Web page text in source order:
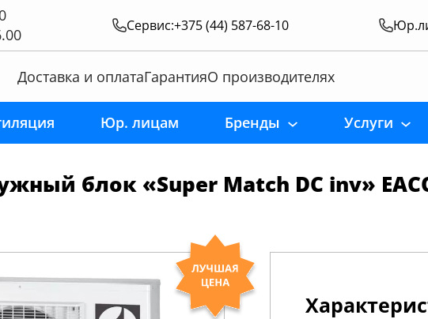
Сервис:+375 (44) 587-68-10
Доставка и оплатаГарантияО производителях
Юр. лицам Бренды Услуги
блок «Super Match DC inv»